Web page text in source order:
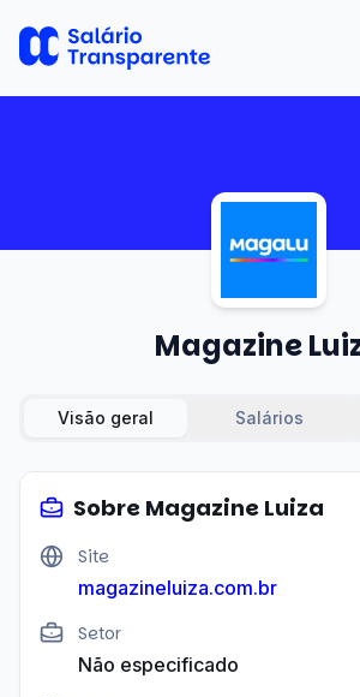
Magazine
Visão geral Salários
Sobre Magazine Luiza
Site
magazineluiza.com.br
Setor
Não especificado